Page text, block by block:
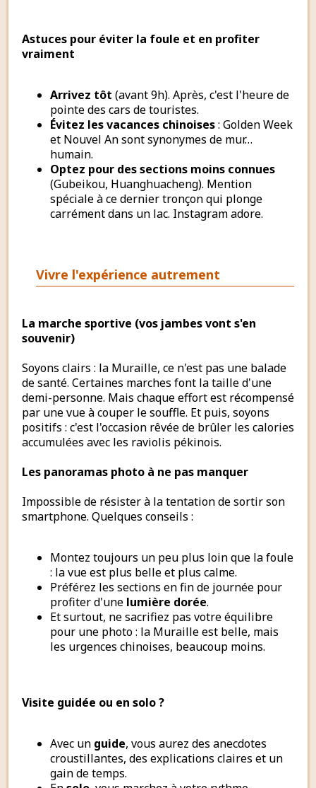
Astuces pour éviter la foule et en profiter
vraiment
Arrivez tôt (avant 9h). Après, c'est l'heure de
pointe des cars de touristes.
Évitez les vacances chinoises: Golden Week
et Nouvel An sont synonymes de mur…
humain.
Optez pour des sections moins connues
(Gubeikou, Huanghuacheng). Mention
spéciale à ce dernier tronçon qui plonge
carrément dans un lac. Instagram adore.
Vivre l'expérience autrement
La marche sportive (vos jambes vont s'en
souvenir)
Soyons clairs : la Muraille, ce n'est pas une balade
de santé. Certaines marches font la taille d'une
demi-personne. Mais chaque effort est récompensé
par une vue à couper le souffle. Et puis, soyons
positifs : c'est l'occasion rêvée de brûler les calories
accumulées avec les raviolis pékinois.
Les panoramas photo à ne pas manquer
Impossible de résister à la tentation de sortir son
smartphone. Quelques conseils :
Montez toujours un peu plus loin que la foule
: la vue est plus belle et plus calme.
Préférez les sections en fin de journée pour
profiter d'une lumière dorée.
Et surtout, ne sacrifiez pas votre équilibre
pour une photo : la Muraille est belle, mais
les urgences chinoises, beaucoup moins.
Visite guidée ou en solo ?
Avec un guide, vous aurez des anecdotes
croustillantes, des explications claires et un
gain de temps.